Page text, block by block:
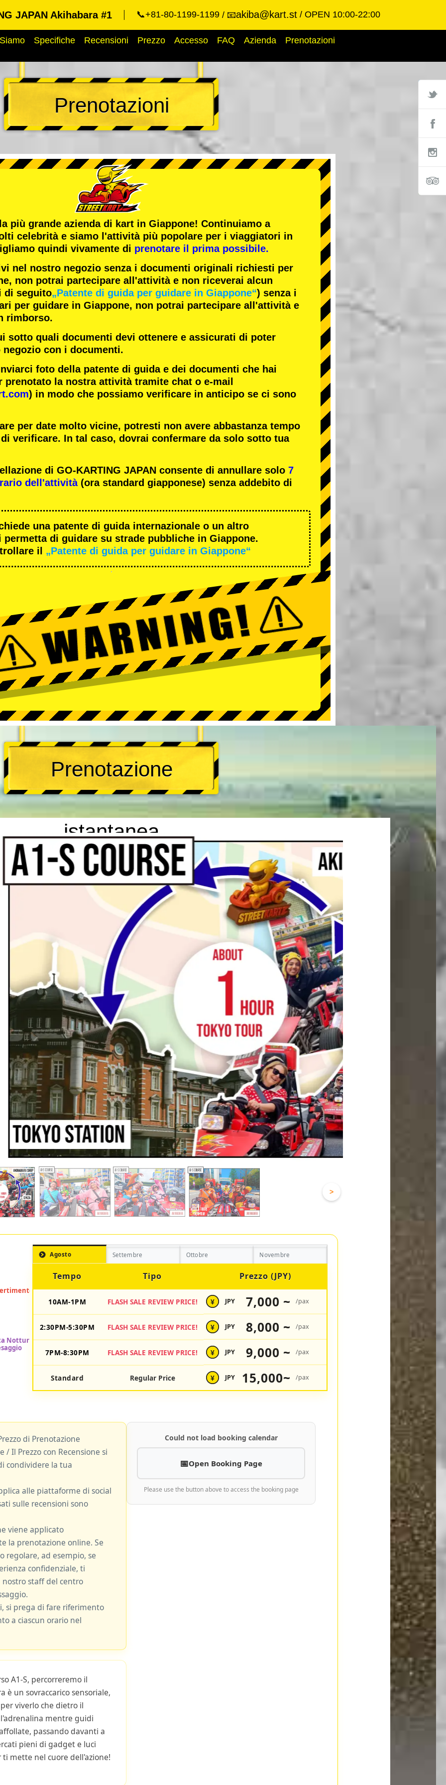
JAPAN Akihabara #1 📞+81-80-1199-1199 📧akiba@kart.st OPEN 10:00-22:00
Specifiche Recensioni Prezzo Accesso FAQ Azienda Prenotazioni
Prenotazioni
più grande azienda di kart in Giappone! Continuiamo a
celebritàe siamo l'attività più popolare per i viaggiatori in
quindi vivamente di prenotare il prima possibile.
nel nostro negozio senza i documenti originali richiesti per
non potrai partecipare all'attività e non riceverai alcun
di seguito„Patente di guida per guidare in Giappone“) senza i
per guidare in Giappone, non potrai partecipare all'attività e
rimborso.
sotto quali documenti devi ottenere e assicurati di poter
con i documenti.
foto della patente di guida e dei documenti che hai
prenotato la nostra attività tramite chat o e-mail
) in modo che possiamo verificare in anticipo se ci sono
per date molto vicine, potresti non avere abbastanza tempo
verificare. In tal caso, dovrai confermare da solo sotto tua
di GO-KARTING JAPAN consente di annullare solo 7
dell'attività(ora standard giapponese) senza addebito di
una patente di guida internazionale o un altro
permetta di guidare su strade pubbliche in Giappone.
il
„Patente di guida per guidare in Giappone“
Prenotazione
istantanea
>
Agosto Settembre Ottobre Novembre
Tempo Tipo Prezzo (JPY)
10AM-1PM FLASH SALE REVIEW PRICE! ¥ JPY 7,000 ~ /pax
2:30PM-5:30PM FLASH SALE REVIEW PRICE! ¥ JPY 8,000 ~ /pax
7PM-8:30PM FLASH SALE REVIEW PRICE! ¥ JPY 9,000 ~ /pax
Standard Regular Price ¥ JPY 15,000~ /pax
di Prenotazione
/ Il Prezzo con Recensione si
condividere la tua
alle piattaforme di social
sulle recensioni sono
viene applicato
la prenotazione online. Se
regolare, ad esempio, se
confidenziale, ti
staff del centro
si prega di fare riferimento
a ciascun orario nel
A1-S, percorreremo il
è un sovraccarico sensoriale,
viverlo che dietro il
mentre guidi
passando davanti a
pieni di gadget e luci
mette nel cuore dell'azione!
Could not load booking calendar
Open Booking Page
Please use the button above to access the booking page